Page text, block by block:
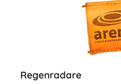
Regenradare